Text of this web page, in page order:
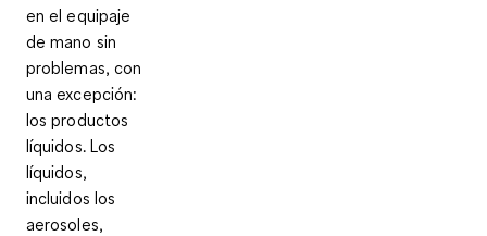
en el equipaje
de mano sin
problemas, con
una excepción:
los productos
líquidos. Los
líquidos,
incluidos los
aerosoles,